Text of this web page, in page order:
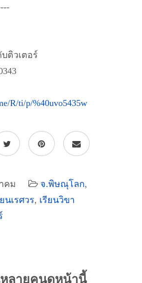
ติวเตอร์
R/ti/p/%40uvo5435w
คม จ.พิษณุโลก,
นเรศวร, เรียนวิขา
ลายคนดูหน้านี้